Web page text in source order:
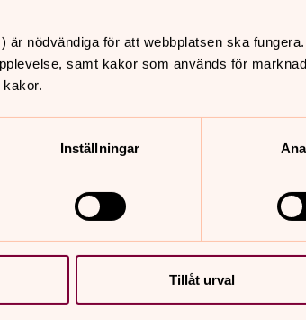
är nödvändiga för att webbplatsen ska
samt kakor som används för
Inställningar
Tillåt urval